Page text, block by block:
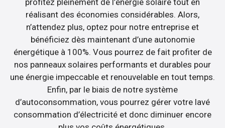
réalisant des économies considérables. Alors,
n’attendez plus, optez pour notre entreprise et
bénéficiez dès maintenant d’une autonomie
énergétique à 100%. Vous pourrez de fait profiter de
nos panneaux solaires performants et durables pour
une énergie impeccable et renouvelable en tout temps.
Enfin, par le biais de notre système
d’autoconsommation, vous pourrez gérer votre lavé
consommation d’électricité et donc diminuer encore